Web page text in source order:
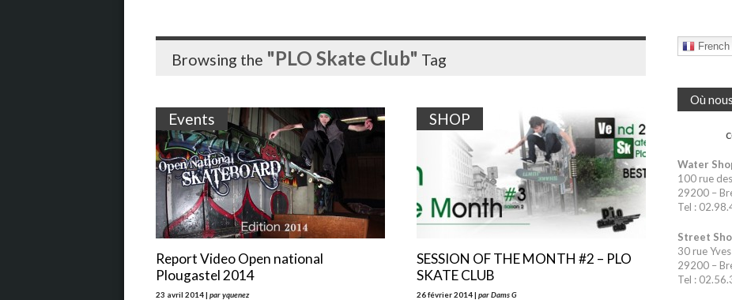
Browsing the "PLO Skate Club" Tag
Events
Report Video Open national
Plougastel 2014
23 avril 2014 | par yquenez
SHOP
SESSION OF THE MONTH #2 – PLO
SKATE CLUB
26 février 2014 | par Dams G
French
Où
Water
100 rue
29200 –
Tel :
Street
30 rue
29200 –
Tel :